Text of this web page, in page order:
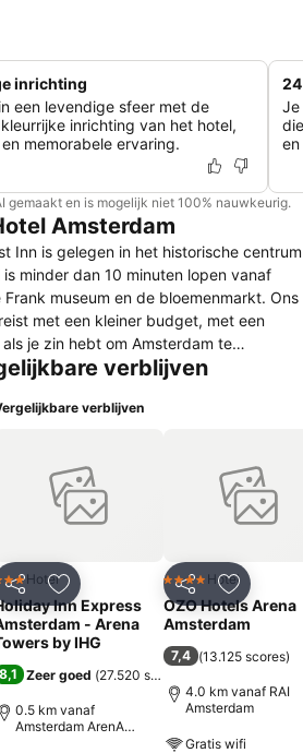
inrichting
een levendige sfeer met de
inrichting van het hotel,
memorabele ervaring.
Je
gemaakt en is mogelijk niet 100% nauwkeurig.
Amsterdam
Inn is gelegen in het historische centrum
minder dan 10 minuten lopen vanaf
museum en de bloemenmarkt. Ons
met een kleiner budget, met een
je zin hebt om Amsterdam te
of vrienden en heerlijk te genieten van
wij bieden privé kamers van 1 tot 4
ontbijt.
verblijven
favorieten
verblijven
Delen Toevoegen aan favorieten
Sterren
Hotel
Inn Express
- Arena
by IHG
8,1 Zeer goed (27.520 scores
0.5 km vanaf
Amsterdam ArenA
Delen
4 SterrenHotel
OZO Hotels Arena
Amsterdam
7,4 (13.125 scores)
4.0 km vanaf RAI
Amsterdam
Gratis wifi